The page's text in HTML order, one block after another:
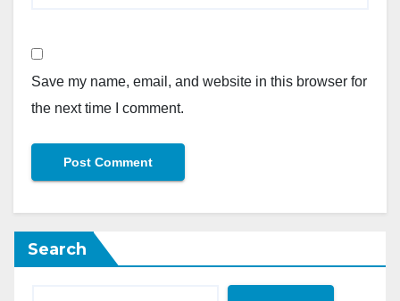
Save my name, email, and website in this browser for
the next time I comment.
Search